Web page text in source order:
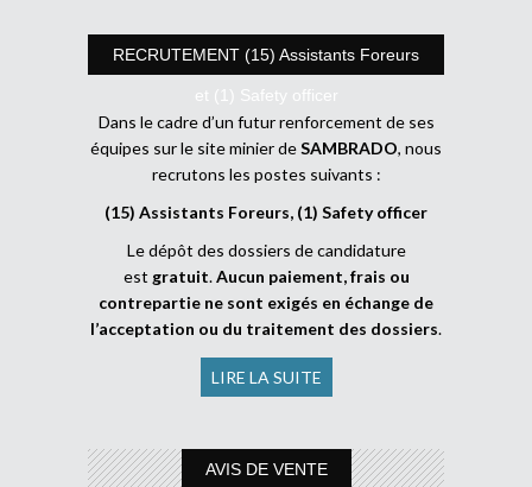
RECRUTEMENT (15) Assistants Foreurs
et (1) Safety officer
Dans le cadre d’un futur renforcement de ses
équipes sur le site minier deSAMBRADO, nous
recrutons les postes suivants :
(15) Assistants Foreurs, (1) Safety officer
Le dépôt des dossiers de candidature
est gratuit.Aucun paiement, frais ou
contrepartie ne sont exigés en échange de
l’acceptation ou du traitement des dossiers.
LIRE LA SUITE
AVIS DE VENTE